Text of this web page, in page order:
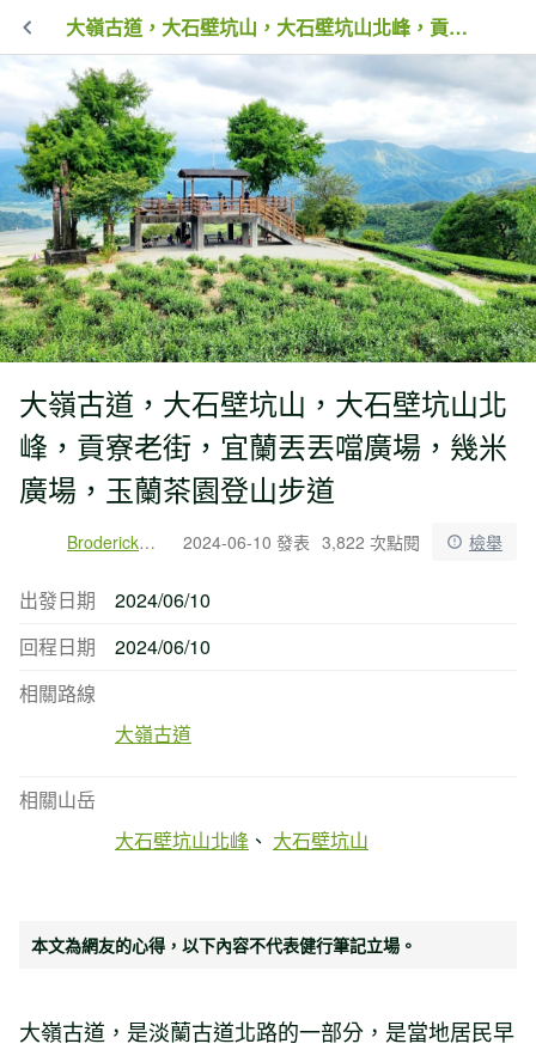
大嶺古道，大石壁坑山，大石壁坑山北峰，貢寮老街，宜蘭丟丟噹廣場，幾米廣場，玉蘭茶園登山步道
大嶺古道，大石壁坑山，大石壁坑山北
峰，貢寮老街，宜蘭丟丟噹廣場，幾米
廣場，玉蘭茶園登山步道
Broderick戶外旅行 2024-06-10 發表 3,822 次點閱 檢舉
出發日期
2024/06/10
回程日期
2024/06/10
相關路線
大嶺古道
相關山岳
大石壁坑山北峰
大石壁坑山
本文為網友的心得，以下內容不代表健行筆記立場。
大嶺古道，是淡蘭古道北路的一部分，是當地居民早